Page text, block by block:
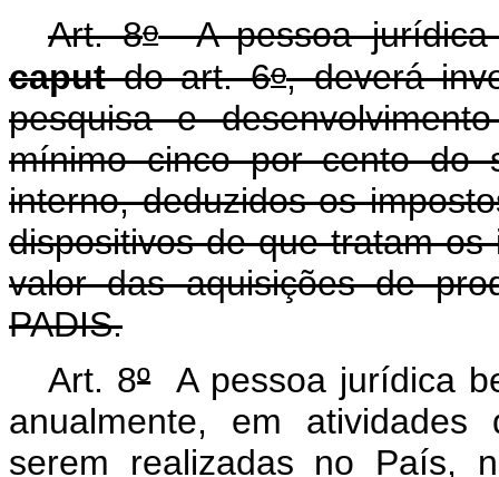
Art. 8oA pessoa jurídica
caputdo art. 6o, deverá
pesquisa e
mínimo cinco por cento do
interno, deduzidos os
dispositivos de que tratam
valor das aquisições de
PADIS.
Art. 8ºA pessoa jurídica
anualmente, em
serem realizadas no País,